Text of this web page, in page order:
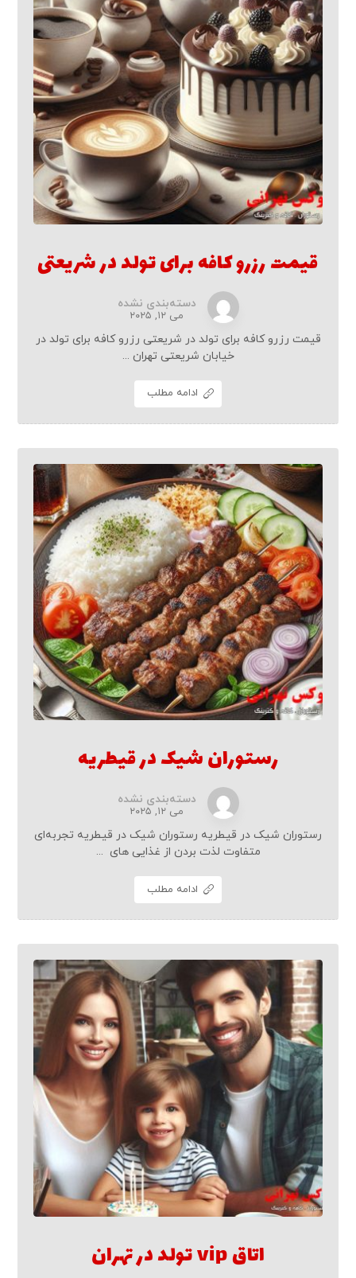
قیمت رزرو کافه برای تولد در شریعتی
دسته‌بندی نشده
می ۱۲, ۲۰۲۵
قیمت رزرو کافه برای تولد در شریعتی رزرو کافه برای تولد در
خیابان شریعتی تهران ...
ادامه مطلب
رستوران شیک در قیطریه
دسته‌بندی نشده
می ۱۲, ۲۰۲۵
رستوران شیک در قیطریه رستوران شیک در قیطریه تجربه‌ای
متفاوت لذت‌ بردن از غذایی های ...
ادامه مطلب
اتاق vip تولد در تهران